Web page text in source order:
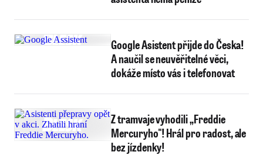
Google Asistent přijde do Česka!
A naučil se neuvěřitelné věci,
dokáže místo vás i telefonovat
Z tramvaje vyhodili „Freddie
Mercuryho"! Hrál pro radost, ale
bez jízdenky!